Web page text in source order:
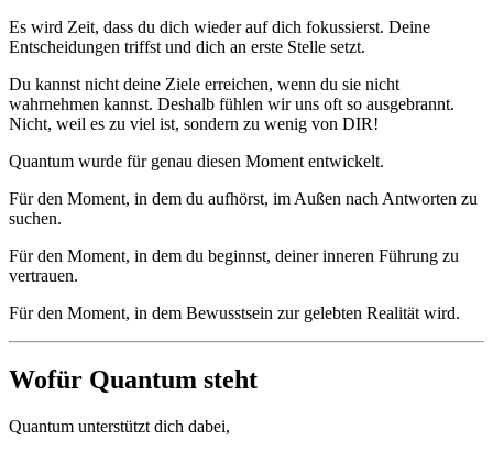
Es wird Zeit, dass du dich wieder auf dich fokussierst. Deine
Entscheidungen triffst und dich an erste Stelle setzt.
Du kannst nicht deine Ziele erreichen, wenn du sie nicht
wahrnehmen kannst. Deshalb fühlen wir uns oft so ausgebrannt.
Nicht, weil es zu viel ist, sondern zu wenig von DIR!
Quantum wurde für genau diesen Moment entwickelt.
Für den Moment, in dem du aufhörst, im Außen nach Antworten zu
suchen.
Für den Moment, in dem du beginnst, deiner inneren Führung zu
vertrauen.
Für den Moment, in dem Bewusstsein zur gelebten Realität wird.
Wofür Quantum steht
Quantum unterstützt dich dabei,